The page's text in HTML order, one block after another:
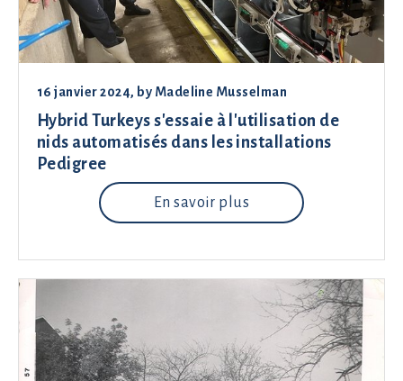
16 janvier 2024, by Madeline Musselman
Hybrid Turkeys s'essaie à l'utilisation de
nids automatisés dans les installations
Pedigree
En savoir plus